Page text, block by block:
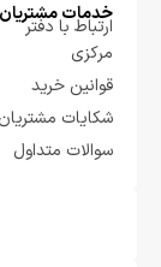
خدمات مشتریان
ارتباط با دفتر
مرکزی
قوانین خرید
شکایات مشتریان
سوالات متداول